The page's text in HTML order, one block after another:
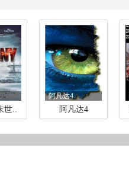
世..
阿凡达4
阿凡达4